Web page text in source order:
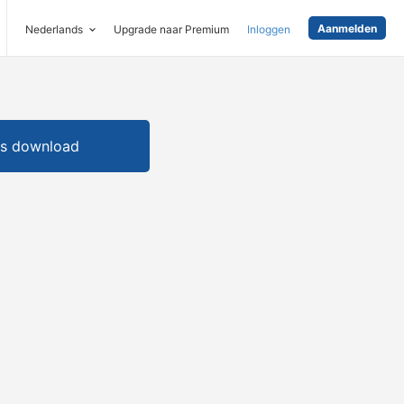
Nederlands Upgrade naar Premium Inloggen Aanmelden
download